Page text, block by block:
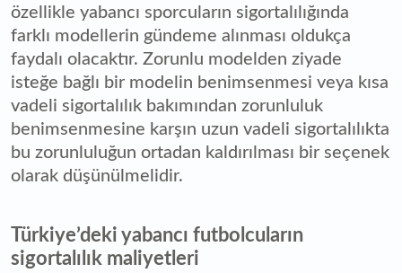
özellikle yabancı sporcuların sigortalılığında
farklı modellerin gündeme alınması oldukça
faydalı olacaktır. Zorunlu modelden ziyade
isteğe bağlı bir modelin benimsenmesi veya kısa
vadeli sigortalılık bakımından zorunluluk
benimsenmesine karşın uzun vadeli sigortalılıkta
bu zorunluluğun ortadan kaldırılması bir seçenek
olarak düşünülmelidir.
Türkiye’deki yabancı futbolcuların
sigortalılık maliyetleri